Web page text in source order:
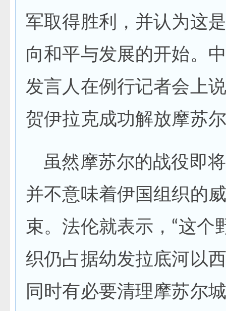
军取得胜利，并认为这
向和平与发展的开始。
发言人在例行记者会上
贺伊拉克成功解放摩苏
虽然摩苏尔的战役即
并不意味着伊国组织的
束。法伦就表示，“这个
织仍占据幼发拉底河以
同时有必要清理摩苏尔